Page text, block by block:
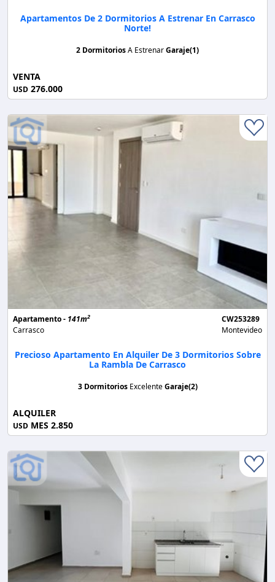
Apartamentos De 2 Dormitorios A Estrenar En Carrasco
Norte!
2 DormitoriosA EstrenarGaraje(1)
VENTA
USD 276.000
Apartamento - 141m2
Carrasco
CW253289
Montevideo
Precioso Apartamento En Alquiler De 3 Dormitorios Sobre
La Rambla De Carrasco
3 Dormitorios ExcelenteGaraje(2)
ALQUILER
USD MES 2.850